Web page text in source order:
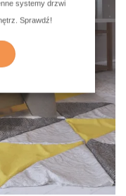
systemy drzwi
Sprawdź!